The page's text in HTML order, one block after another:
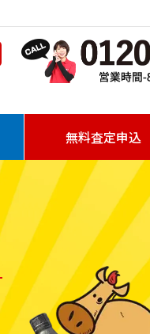
無料査定申込